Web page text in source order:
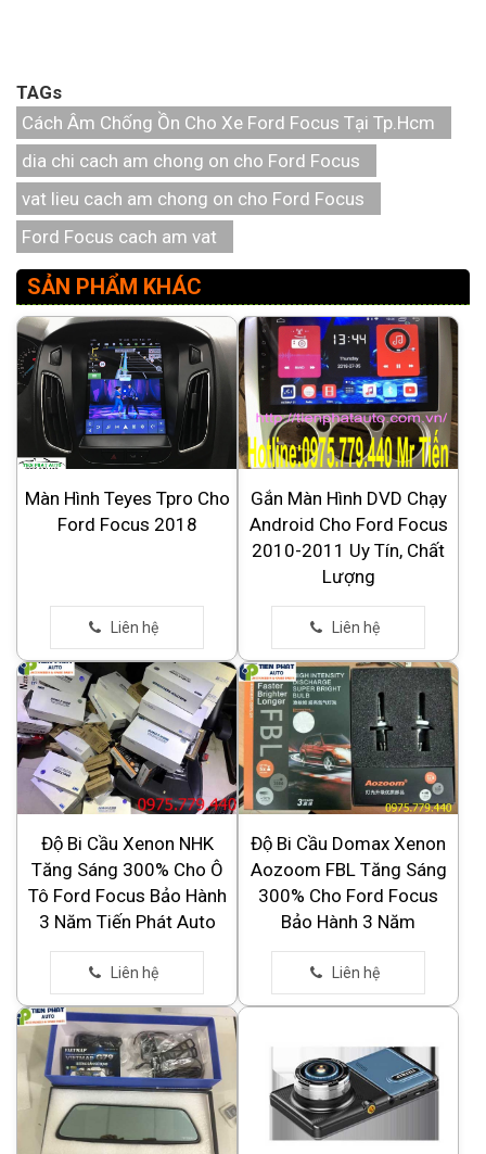
TAGs
Cách Âm Chống Ồn Cho Xe Ford Focus Tại Tp.Hcm
dia chi cach am chong on cho Ford Focus
vat lieu cach am chong on cho Ford Focus
Ford Focus cach am vat
SẢN PHẨM KHÁC
Màn Hình Teyes Tpro Cho
Ford Focus 2018
Gắn Màn Hình DVD Chạy
Android Cho Ford Focus
2010-2011 Uy Tín, Chất
Lượng
Độ Bi Cầu Xenon NHK
Tăng Sáng 300% Cho Ô
Tô Ford Focus Bảo Hành
3 Năm Tiến Phát Auto
Độ Bi Cầu Domax Xenon
Aozoom FBL Tăng Sáng
300% Cho Ford Focus
Bảo Hành 3 Năm